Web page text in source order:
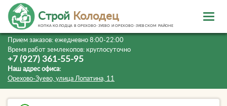
Прием заказов: ежедневно 8:00-22:00
Время работ землекопов: круглосуточно
+7 (927) 361-55-95
Наш адрес офиса:
Орехово-Зуево, улица Лопатина, 11
Строй Колодец
КОПКА КОЛОДЦА В ОРЕХОВО-ЗУЕВО И ОРЕХОВО-ЗУЕВСКОМ РАЙОНЕ